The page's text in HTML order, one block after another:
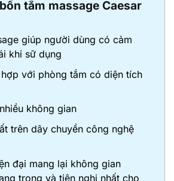
bồn tắm massage Caesar
giúp người dùng có cảm
khi sữ dụng
với phòng tắm có diện tích
không gian
trên dây chuyền công nghệ
đại mang lại không gian
trọng và tiện nghi nhất cho